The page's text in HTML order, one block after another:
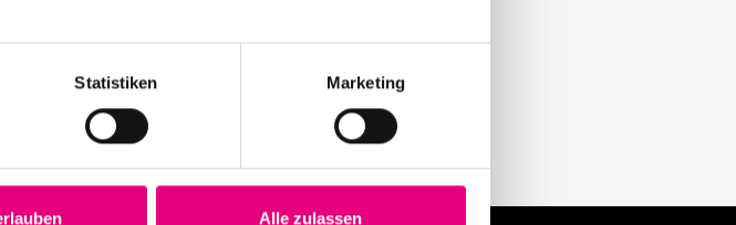
Statistiken Marketing
Alle zulassen
Stay up to date!
Receive the latest news regularly with our Enjoy Jazz.
Subscribe to our newsletter